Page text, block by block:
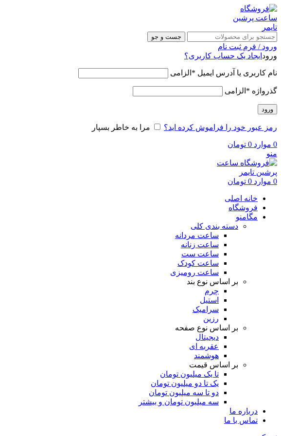
جست و جو
ورود / فرم ثبت نام
ورود ایجاد یک حساب کاربری؟
نام کاربری یا آدرس ایمیل * الزامی
گذرواژه * الزامی
ورود
رمز عبور خود را فراموش کرده اید؟ مرا به خاطر بسپار
0 موارد 0 تومان
منو
0 موارد 0 تومان
خانه اصلی
فروشگاه
مگامنو
دسته بندی کلی
ساعت مردانه
ساعت زنانه
ساعت ست
ساعت کودک
ساعت رومیزی
بر اساس نوع بند
چرم
استیل
سرامیک
رزین
بر اساس نوع صفحه
دیجیتال
عقربه ای
هوشمند
بر اساس قیمت
تا یک میلیون تومان
یک تا دو میلیون تومان
دو تا سه میلیون تومان
سه میلیون تومان و بیشتر
درباره ما
تماس با ما